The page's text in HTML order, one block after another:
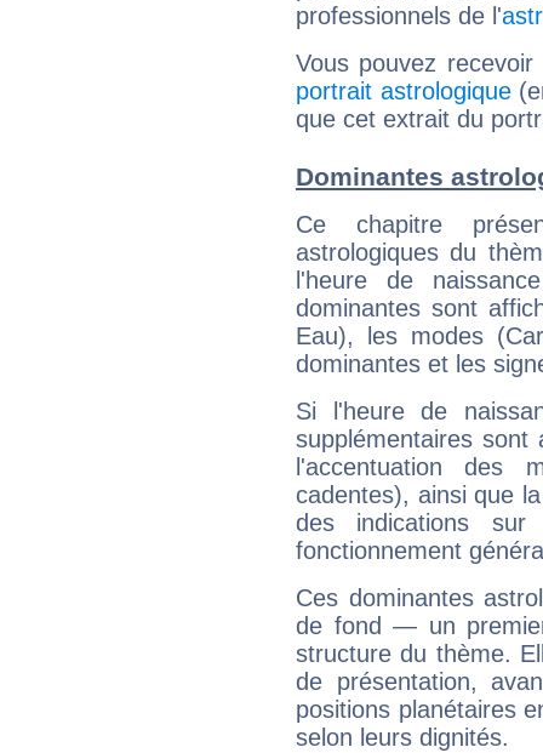
professionnels de l'
Vous pouvez
portrait astrologique
que cet extrait du
Dominantes
Ce chapitre
astrologiques du
l'heure de
dominantes sont
Eau), les modes
dominantes et les
Si l'heure de
supplémentaires sont
l'accentuation des
cadentes), ainsi que
des indications sur
fonctionnement
Ces dominantes
de fond — un
structure du thème.
de présentation,
positions planétaires
selon leurs dignités.